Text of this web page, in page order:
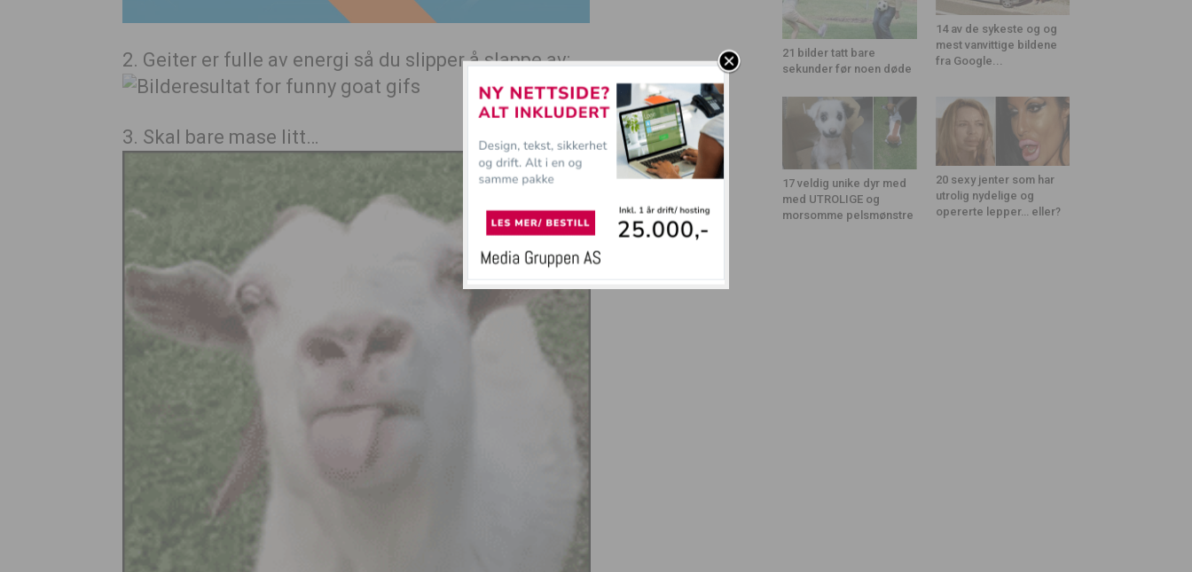
2. Geiter er fulle av energi så du slipper å slappe av:
3. Skal bare mase litt…
21 bilder tatt bare
sekunder før noen døde
14 av de sykeste og og
mest vanvittige bildene
fra Google...
17 veldig unike dyr med
med UTROLIGE og
morsomme pelsmønstre
20 sexy jenter som har
utrolig nydelige og
opererte lepper… eller?